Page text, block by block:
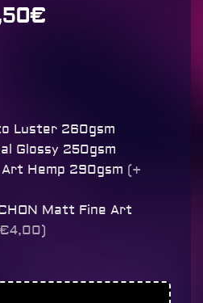
Luster 260gsm
Glossy 250gsm
Hemp 290gsm (+
Matt Fine Art